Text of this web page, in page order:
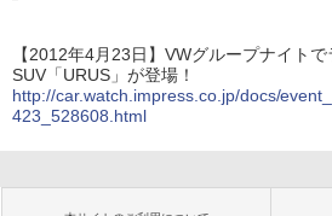
【2012年4月23日】VWグループナイト
SUV「URUS」が登場！
http://car.watch.impress.co.jp/docs/
423_528608.html